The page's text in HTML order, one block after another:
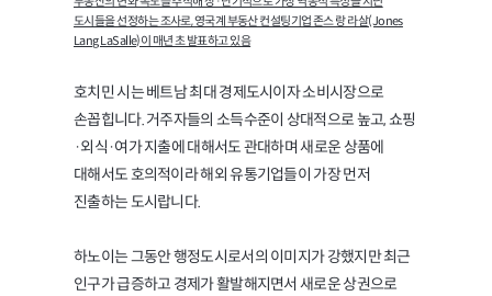
도시들을 선정하는 조사로, 영국계 부동산 컨설팅기업 존스 랑 라살(Jones
Lang LaSalle)이 매년 초 발표하고 있음
호치민 시는 베트남 최대 경제도시이자 소비시장으로
손꼽힙니다. 거주자들의 소득수준이 상대적으로 높고, 쇼핑
·외식·여가 지출에 대해서도 관대하며 새로운 상품에
대해서도 호의적이라 해외 유통기업들이 가장 먼저
진출하는 도시랍니다.
하노이는 그동안 행정도시로서의 이미지가 강했지만 최근
인구가 급증하고 경제가 활발해지면서 새로운 상권으로